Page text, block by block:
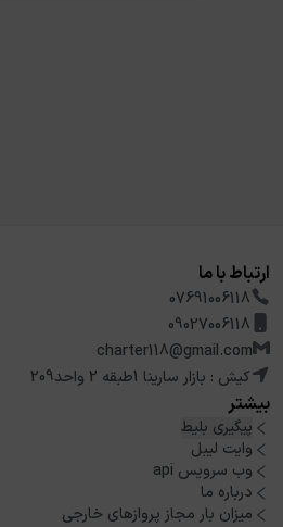
ارتباط با ما
07691006118
09027006118
charter118@gmail.com
کیش : بازار سارینا 1طبقه 2 واحد209
بیشتر
پیگیری بلیط
وایت لیبل
وب سرویس api
درباره ما
میزان بار مجاز پروازهای خارجی